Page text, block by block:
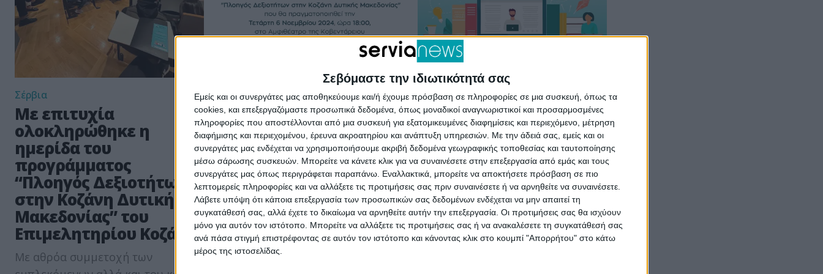
Σεβόμαστε την ιδιωτικότητά σας
Εμείς και οι συνεργάτες μας αποθηκεύουμε και/ή έχουμε πρόσβαση σε πληροφορίες σε μια συσκευή, όπως τα
cookies, και επεξεργαζόμαστε προσωπικά δεδομένα, όπως μοναδικοί αναγνωριστικοί και προσαρμοσμένες
πληροφορίες που αποστέλλονται από μια συσκευή για εξατομικευμένες διαφημίσεις και περιεχόμενο, μέτρηση
διαφήμισης και περιεχομένου, έρευνα ακροατηρίου και ανάπτυξη υπηρεσιών. Με την άδειά σας, εμείς και οι
συνεργάτες μας ενδέχεται να χρησιμοποιήσουμε ακριβή δεδομένα γεωγραφικής τοποθεσίας και ταυτοποίησης
μέσω σάρωσης συσκευών. Μπορείτε να κάνετε κλικ για να συναινέσετε στην επεξεργασία από εμάς και τους
συνεργάτες μας όπως περιγράφεται παραπάνω. Εναλλακτικά, μπορείτε να αποκτήσετε πρόσβαση σε πιο
λεπτομερείς πληροφορίες και να αλλάξετε τις προτιμήσεις σας πριν συναινέσετε ή να αρνηθείτε να συναινέσετε.
Λάβετε υπόψη ότι κάποια επεξεργασία των προσωπικών σας δεδομένων ενδέχεται να μην απαιτεί τη
συγκατάθεσή σας, αλλά έχετε το δικαίωμα να αρνηθείτε αυτήν την επεξεργασία. Οι προτιμήσεις σας θα ισχύουν
μόνο για αυτόν τον ιστότοπο. Μπορείτε να αλλάξετε τις προτιμήσεις σας ή να ανακαλέσετε τη συγκατάθεσή σας
ανά πάσα στιγμή επιστρέφοντας σε αυτόν τον ιστότοπο και κάνοντας κλικ στο κουμπί "Απορρήτου" στο κάτω
μέρος της ιστοσελίδας.
Σέρβια
Με επιτυχία
ολοκληρώθηκε η
ημερίδα του
προγράμματος
“Πλοηγός Δεξιοτήτων
στην Κοζάνη Δυτικής
Μακεδονίας” του
Επιμελητηρίου Κοζάνης
Με αθρόα συμμετοχή των
Δράσεις
Ημερίδα παρουσίασης
προγράμματος
κατάρτισης του
Επιμελητηρίου Κοζάνης
“Πλοηγός Δεξιοτήτων
στην Κοζάνη Δυτικής
Μακεδονίας”
Σε πλήρη βρίσκεται το έργο της
κατάρτισης των 500 ανέργων του
Σέρβια
Πλοηγός Δεξιοτήτων
στον Νομό Κοζάνης:
Προχωρά η κατάρτιση,
σε εξέλιξη η σύζευξη με
τις επιχειρήσεις για
την πρακτική άσκηση
των ωφελούμενων
Προχωρά με μετρήσιμα